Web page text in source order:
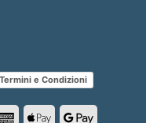
Termini e Condizioni